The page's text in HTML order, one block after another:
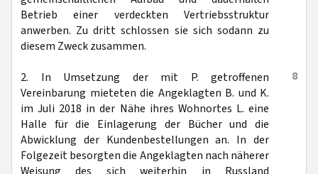
Betrieb einer verdeckten Vertriebsstruktur
anwerben. Zu dritt schlossen sie sich sodann zu
diesem Zweck zusammen.
8
2. In Umsetzung der mit P. getroffenen
Vereinbarung mieteten die Angeklagten B. und K.
im Juli 2018 in der Nähe ihres Wohnortes L. eine
Halle für die Einlagerung der Bücher und die
Abwicklung der Kundenbestellungen an. In der
Folgezeit besorgten die Angeklagten nach näherer